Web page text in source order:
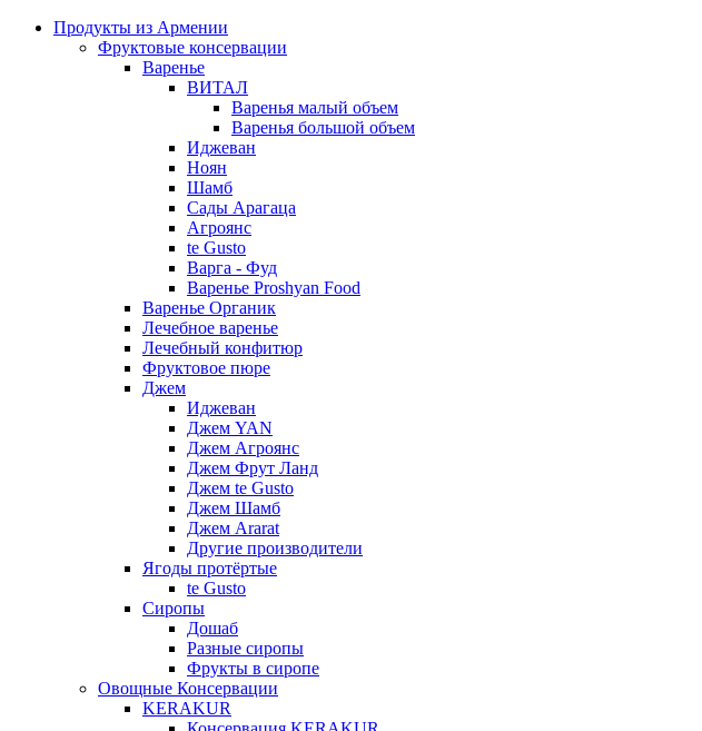
Продукты из Армении
Фруктовые консервации
Варенье
ВИТАЛ
Варенья малый объем
Варенья большой объем
Иджеван
Ноян
Шамб
Сады Арагаца
Агроянс
te Gusto
Варга - Фуд
Варенье Proshyan Food
Варенье Органик
Лечебное варенье
Лечебный конфитюр
Фруктовое пюре
Джем
Иджеван
Джем YAN
Джем Агроянс
Джем Фрут Ланд
Джем te Gusto
Джем Шамб
Джем Ararat
Другие производители
Ягоды протёртые
te Gusto
Сиропы
Дошаб
Разные сиропы
Фрукты в сиропе
Овощные Консервации
KERAKUR